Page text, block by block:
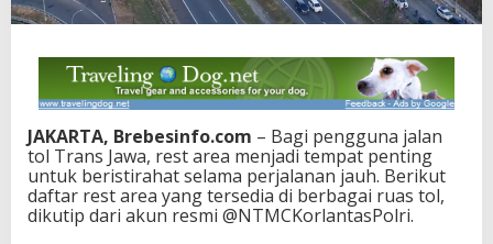
JAKARTA, Brebesinfo.com – Bagi pengguna jalan
tol Trans Jawa, rest area menjadi tempat penting
untuk beristirahat selama perjalanan jauh. Berikut
daftar rest area yang tersedia di berbagai ruas tol,
dikutip dari akun resmi @NTMCKorlantasPolri.